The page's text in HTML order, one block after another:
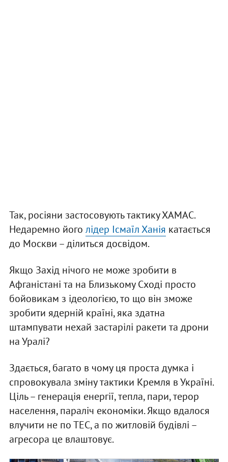
Так, росіяни застосовують тактику ХАМАС.
Недаремно його лідер Ісмаїл Ханія катається
до Москви – ділиться досвідом.
Якщо Захід нічого не може зробити в
Афганістані та на Близькому Сході просто
бойовикам з ідеологією, то що він зможе
зробити ядерній країні, яка здатна
штампувати нехай застарілі ракети та дрони
на Уралі?
Здається, багато в чому ця проста думка і
спровокувала зміну тактики Кремля в Україні.
Ціль – генерація енергії, тепла, пари, терор
населення, параліч економіки. Якщо вдалося
влучити не по ТЕС, а по житловій будівлі –
агресора це влаштовує.